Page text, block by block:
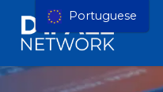
Portuguese